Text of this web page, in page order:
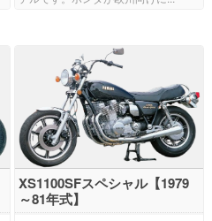
XS1100SFスペシャル【1979
～81年式】